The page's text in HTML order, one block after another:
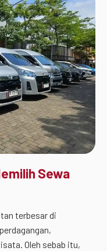
Sewa
terbesar di
Oleh sebab itu,